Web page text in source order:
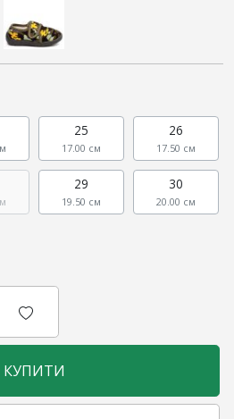
25
17.00 см
26
17.50 см
29
19.50 см
30
20.00 см
КУПИТИ